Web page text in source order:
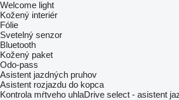
Welcome light
Kožený interiér
Fólie
Svetelný senzor
Bluetooth
Kožený paket
Odo-pass
Asistent jazdných pruhov
Asistent rozjazdu do kopca
Kontrola mŕtveho uhlaDrive select - asistent